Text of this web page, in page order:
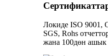
Локиде ISO 9001,
SGS, Rohs
жана 100дөн ашык